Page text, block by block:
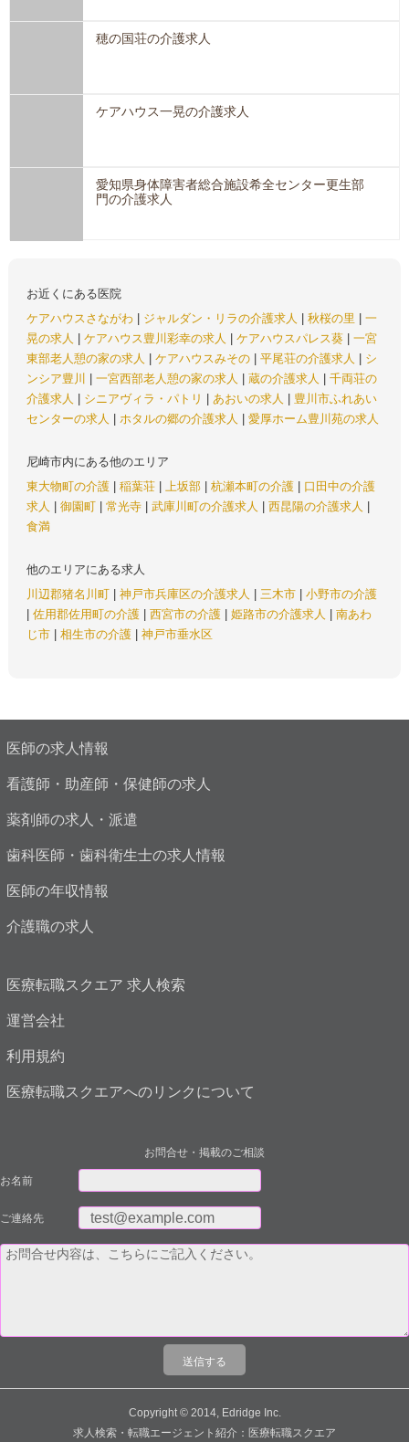
穂の国荘の介護求人
ケアハウス一晃の介護求人
愛知県身体障害者総合施設希全センター更生部
門の介護求人
お近くにある医院
ケアハウスさながわ
ジャルダン・リラの介護求人 秋桜の里
一
晃の求人
ケアハウス豊川彩幸の求人 ケアハウスパレス葵
一宮
東部老人憩の家の求人
ケアハウスみその 平尾荘の介護求人
シ
ンシア豊川
一宮西部老人憩の家の求人 蔵の介護求人
千両荘の
介護求人
シニアヴィラ・パトリ あおいの求人
豊川市ふれあい
センターの求人
ホタルの郷の介護求人 愛厚ホーム豊川苑の求人
尼崎市内にある他のエリア
東大物町の介護
稲葉荘 上坂部 杭瀬本町の介護
口田中の介護
求人
御園町 常光寺 武庫川町の介護求人 西昆陽の介護求人
食満
他のエリアにある求人
川辺郡猪名川町
神戸市兵庫区の介護求人 三木市
小野市の介護
佐用郡佐用町の介護 西宮市の介護 姫路市の介護求人
南あわ
じ市
相生市の介護 神戸市垂水区
医師の求人情報
看護師・助産師・保健師の求人
薬剤師の求人・派遣
歯科医師・歯科衛生士の求人情報
医師の年収情報
介護職の求人
医療転職スクエア 求人検索
運営会社
利用規約
医療転職スクエアへのリンクについて
お問合せ・掲載のご相談
お名前
ご連絡先
Copyright © 2014, Edridge Inc.
求人検索・転職エージェント紹介：医療転職スクエア